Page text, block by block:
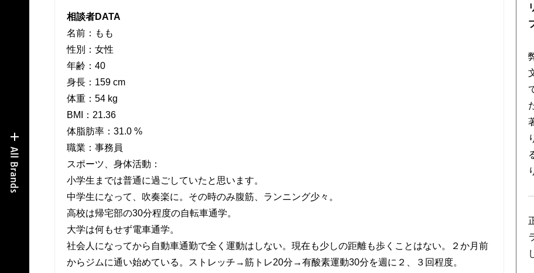
相談者DATA
名前：もも
性別：女性
年齢：40
身長：159 cm
体重：54 kg
BMI：21.36
体脂肪率：31.0 %
職業：事務員
スポーツ、身体活動：
小学生までは普通に過ごしていたと思います。
中学生になって、吹奏楽に。その時のみ腹筋、ランニング少々。
高校は帰宅部の30分程度の自転車通学。
大学は何もせず電車通学。
社会人になってから自動車通勤で全く運動はしない。現在も少しの距離も歩くことはない。２か月前
からジムに通い始めている。ストレッチ→筋トレ20分→有酸素運動30分を週に２、３回程度。